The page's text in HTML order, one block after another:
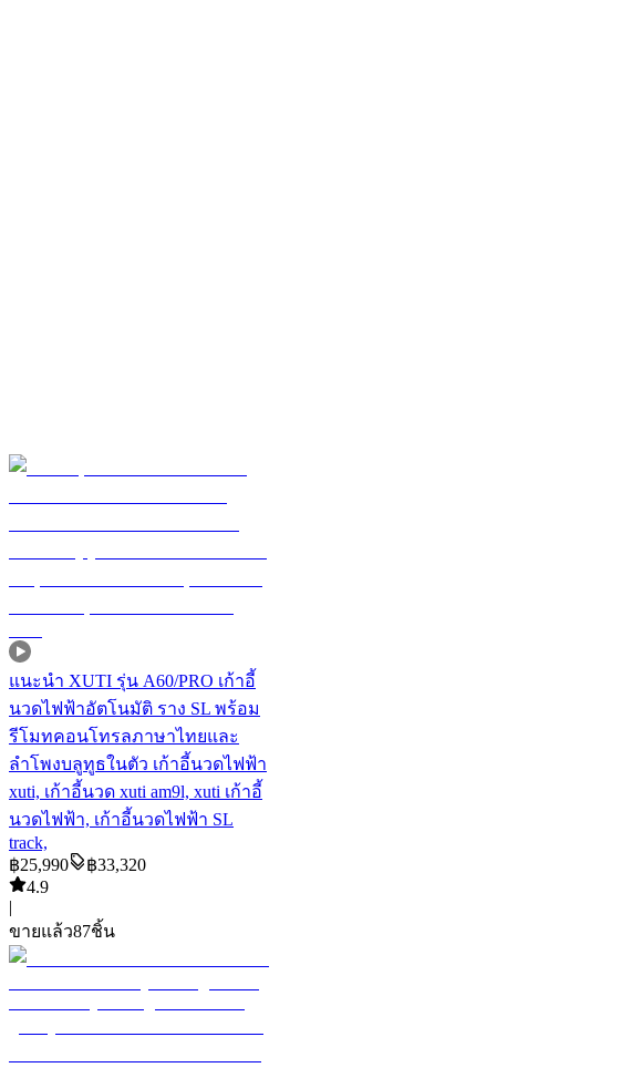
แนะนำ XUTI รุ่น A60/PRO เก้าอี้
นวดไฟฟ้าอัตโนมัติ ราง SL พร้อม
รีโมทคอนโทรลภาษาไทยและ
ลำโพงบลูทูธในตัว เก้าอี้นวดไฟฟ้า
xuti, เก้าอี้นวด xuti am9l, xuti เก้าอี้
นวดไฟฟ้า, เก้าอี้นวดไฟฟ้า SL
track,
฿25,990 ฿33,320
4.9
|
ขายแล้ว87ชิ้น